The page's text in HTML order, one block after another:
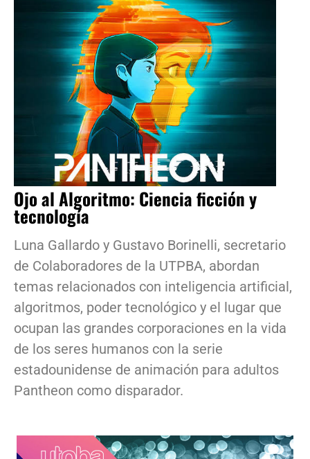
Ojo al Algoritmo: Ciencia ficción y
tecnología
Luna Gallardo y Gustavo Borinelli, secretario
de Colaboradores de la UTPBA, abordan
temas relacionados con inteligencia artificial,
algoritmos, poder tecnológico y el lugar que
ocupan las grandes corporaciones en la vida
de los seres humanos con la serie
estadounidense de animación para adultos
Pantheon como disparador.